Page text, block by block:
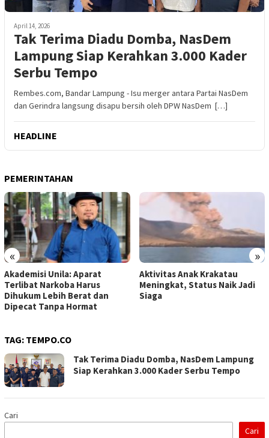
April 14, 2026
Tak Terima Diadu Domba, NasDem
Lampung Siap Kerahkan 3.000 Kader
Serbu Tempo
Rembes.com, Bandar Lampung - Isu merger antara Partai NasDem
dan Gerindra langsung disapu bersih oleh DPW NasDem […]
HEADLINE
PEMERINTAHAN
« »
Akademisi Unila: Aparat
Terlibat Narkoba Harus
Dihukum Lebih Berat dan
Dipecat Tanpa Hormat
Aktivitas Anak Krakatau
Meningkat, Status Naik Jadi
Siaga
TAG: TEMPO.CO
Tak Terima Diadu Domba, NasDem Lampung
Siap Kerahkan 3.000 Kader Serbu Tempo
Cari
Cari